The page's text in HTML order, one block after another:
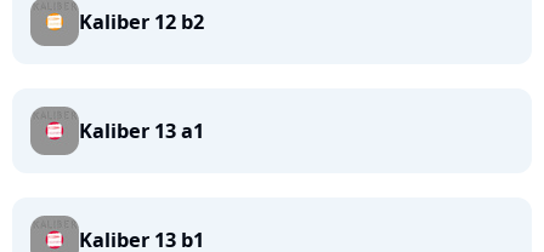
Kaliber 12 b2
Kaliber 13 a1
Kaliber 13 b1